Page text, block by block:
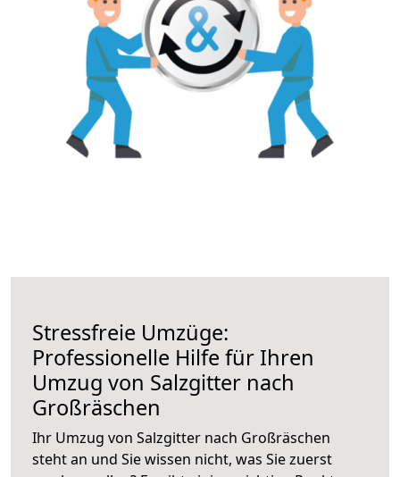
Stressfreie Umzüge:
Professionelle Hilfe für Ihren
Umzug von Salzgitter nach
Großräschen
Ihr Umzug von Salzgitter nach Großräschen
steht an und Sie wissen nicht, was Sie zuerst